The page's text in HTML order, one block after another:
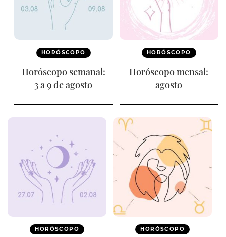
HORÓSCOPO
Horóscopo semanal:
3 a 9 de agosto
HORÓSCOPO
Horóscopo mensal:
agosto
HORÓSCOPO HORÓSCOPO